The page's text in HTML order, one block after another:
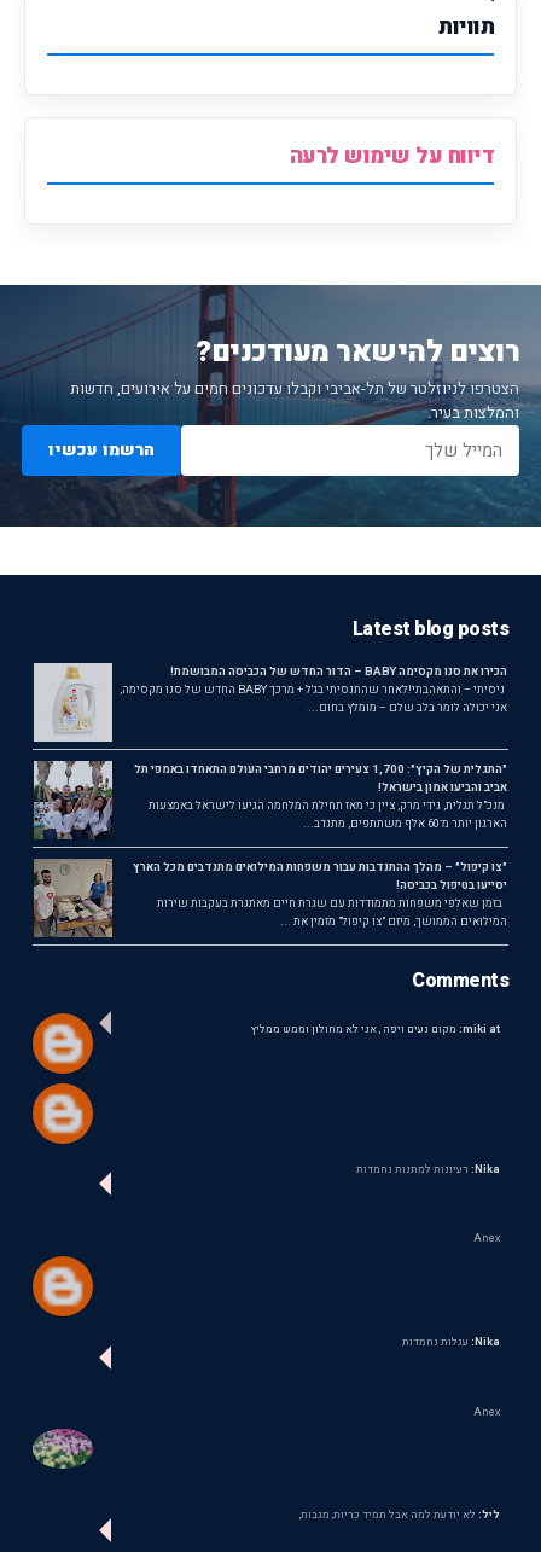
תוויות
דיווח על שימוש לרעה
רוצים להישאר מעודכנים?
הצטרפו לניוזלטר של תל-אביבי וקבלו עדכונים חמים על אירועים, חדשות
והמלצות בעיר.
הרשמו עכשיו
Latest blog posts
הכירו את סנו מקסימה BABY – הדור החדש של הכביסה המבושמת!
ניסיתי – והתאהבתי!לאחר שהתנסיתי בג'ל + מרכך BABY החדש של סנו מקסימה,
אני יכולה לומר בלב שלם – מומלץ בחום...
"התגלית של הקיץ": 1,700 צעירים יהודים מרחבי העולם התאחדו באמפי תל
אביב והביעו אמון בישראל!
מנכ"ל תגלית, גידי מרק, ציין כי מאז תחילת המלחמה הגיעו לישראל באמצעות
הארגון יותר מ־60 אלף משתתפים, מתנדב...
"צו קיפול" – מהלך ההתנדבות עבור משפחות המילואים מתנדבים מכל הארץ
יסייעו בטיפול בכביסה!
בזמן שאלפי משפחות מתמודדות עם שגרת חיים מאתגרת בעקבות שירות
המילואים הממושך, מיזם "צו קיפול" מזמין את ...
Comments
miki at: מקום נעים ויפה , אני לא מחולון וממש ממליץ
Nika: רעיונות למתנות נחמדות
Anex
Nika: עגלות נחמדות
Anex
ליל: לא יודעת למה אבל תמיד כריות, מגבות,